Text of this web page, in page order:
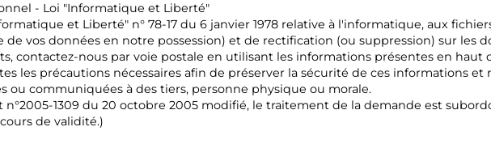
- Loi "Informatique et Liberté"
et Liberté" n° 78-17 du 6 janvier 1978 relative à l'informatique, aux
vos données en notre possession) et de rectification (ou suppression) sur les
contactez-nous par voie postale en utilisant les informations présentes en haut
les précautions nécessaires afin de préserver la sécurité de ces informations
ou communiquées à des tiers, personne physique ou morale.
1309 du 20 octobre 2005 modifié, le traitement de la demande est
de validité.)